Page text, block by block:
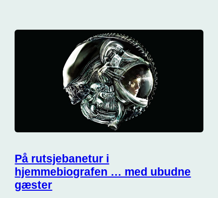
På rutsjebanetur i
hjemmebiografen … med ubudne
gæster